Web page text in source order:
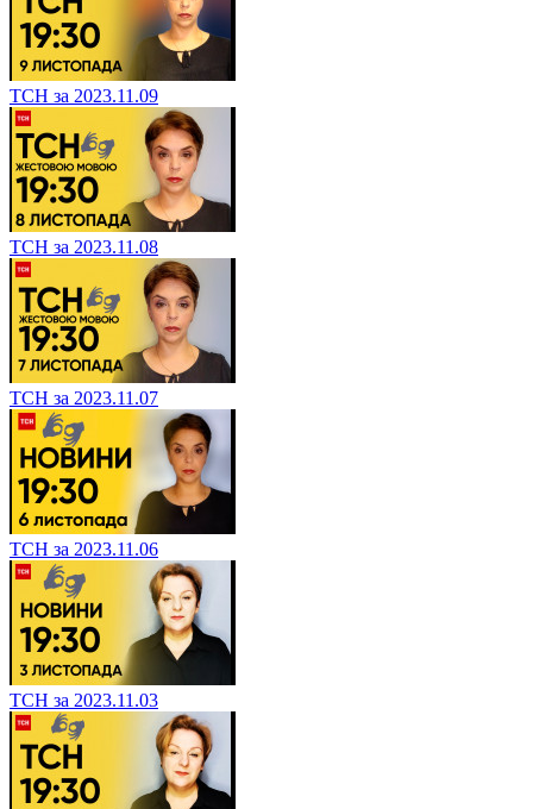
ТСН за 2023.11.09
ТСН за 2023.11.08
ТСН за 2023.11.07
ТСН за 2023.11.06
ТСН за 2023.11.03